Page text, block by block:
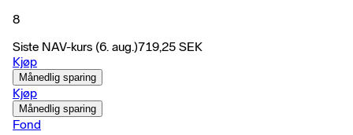
8
Siste NAV-kurs (6. aug.)719,25 SEK
Kjøp
Månedlig sparing
Kjøp
Månedlig sparing
Fond